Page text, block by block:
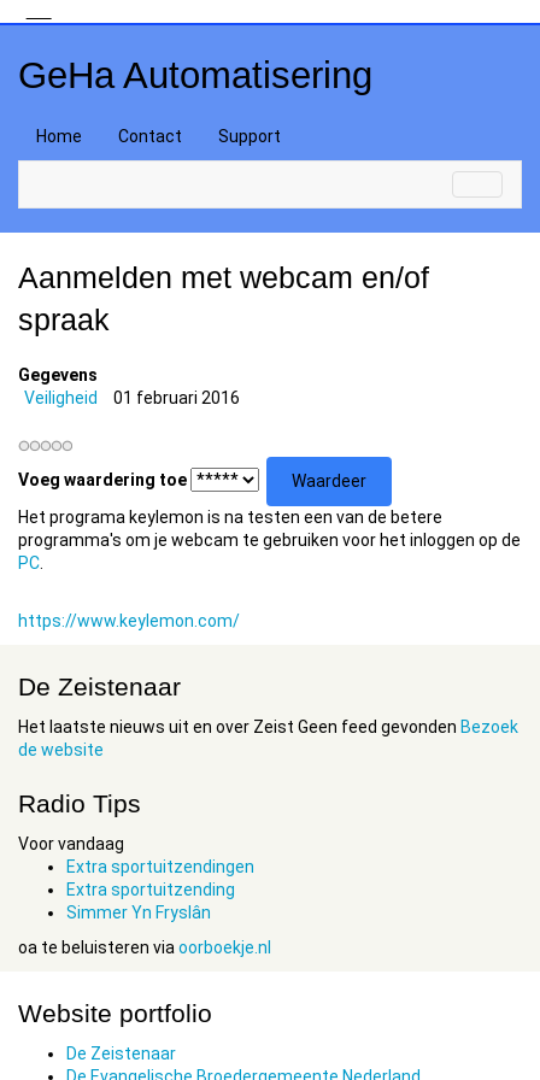
GeHa Automatisering
Home Contact Support
Aanmelden met webcam en/of
spraak
Gegevens
Veiligheid
01 februari 2016
Voeg waardering toe
Het programa keylemon is na testen een van de betere
programma's om je webcam te gebruiken voor het inloggen op de
PC
https://www.keylemon.com/
De Zeistenaar
Het laatste nieuws uit en over Zeist Geen feed gevonden Bezoek
de website
Radio Tips
Voor vandaag
Extra sportuitzendingen
Extra sportuitzending
Simmer Yn Fryslân
oa te beluisteren via oorboekje.nl
Website portfolio
De Zeistenaar